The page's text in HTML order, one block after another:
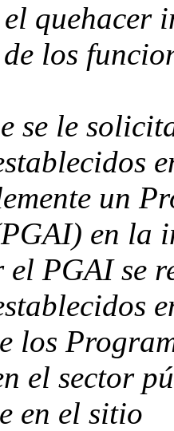
el
los
se le
un
en la
PGAI se
los
el sector
en el sitio